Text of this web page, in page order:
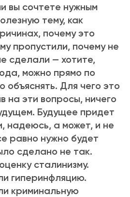
вы сочтете нужным
тему, как
почему это
пропустили, почему не
сделали — хотите,
можно прямо по
объяснять. Для чего это
на эти вопросы, ничего
Будущее придет
надеюсь, а может, и не
равно нужно будет
сделано не так.
сталинизму.
гиперинфляцию.
криминальную